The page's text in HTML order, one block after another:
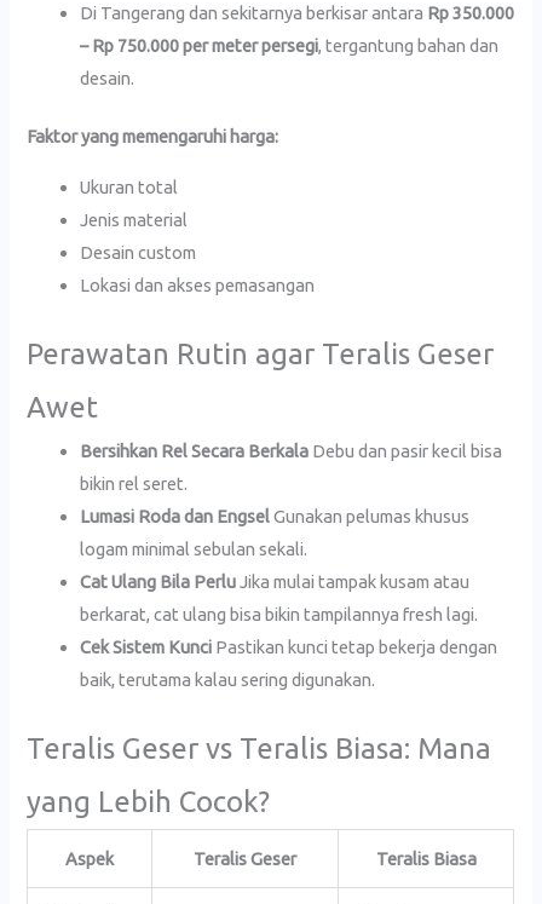
Di Tangerang dan sekitarnya berkisar antara Rp 350.000
– Rp 750.000 per meter persegi, tergantung bahan dan
desain.
Faktor yang memengaruhi harga:
Ukuran total
Jenis material
Desain custom
Lokasi dan akses pemasangan
Perawatan Rutin agar Teralis Geser
Awet
Bersihkan Rel Secara Berkala Debu dan pasir kecil bisa
bikin rel seret.
Lumasi Roda dan EngselGunakan pelumas khusus
logam minimal sebulan sekali.
Cat Ulang Bila PerluJika mulai tampak kusam atau
berkarat, cat ulang bisa bikin tampilannya fresh lagi.
Cek Sistem Kunci Pastikan kunci tetap bekerja dengan
baik, terutama kalau sering digunakan.
Teralis Geser vs Teralis Biasa: Mana
yang Lebih Cocok?
Aspek Teralis Geser Teralis Biasa